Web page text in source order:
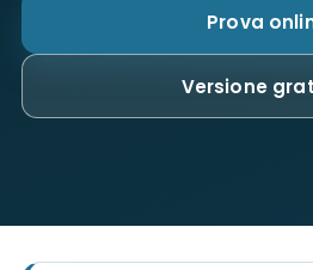
Prova
Versione